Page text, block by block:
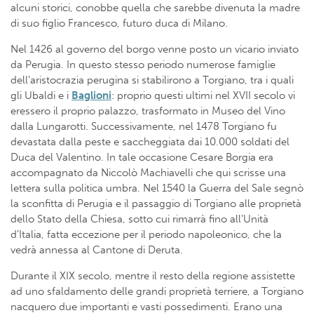
alcuni storici, conobbe quella che sarebbe divenuta la madre
di suo figlio Francesco, futuro duca di Milano.
Nel 1426 al governo del borgo venne posto un vicario inviato
da Perugia. In questo stesso periodo numerose famiglie
dell’aristocrazia perugina si stabilirono a Torgiano, tra i quali
gli Ubaldi e i Baglioni: proprio questi ultimi nel XVII secolo vi
eressero il proprio palazzo, trasformato in Museo del Vino
dalla Lungarotti. Successivamente, nel 1478 Torgiano fu
devastata dalla peste e saccheggiata dai 10.000 soldati del
Duca del Valentino. In tale occasione Cesare Borgia era
accompagnato da Niccolò Machiavelli che qui scrisse una
lettera sulla politica umbra. Nel 1540 la Guerra del Sale segnò
la sconfitta di Perugia e il passaggio di Torgiano alle proprietà
dello Stato della Chiesa, sotto cui rimarrà fino all’Unità
d’Italia, fatta eccezione per il periodo napoleonico, che la
vedrà annessa al Cantone di Deruta.
Durante il XIX secolo, mentre il resto della regione assistette
ad uno sfaldamento delle grandi proprietà terriere, a Torgiano
nacquero due importanti e vasti possedimenti. Erano una